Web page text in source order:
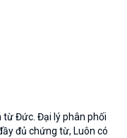
từ Đức. Đại lý phân phối
đủ chứng từ, Luôn có